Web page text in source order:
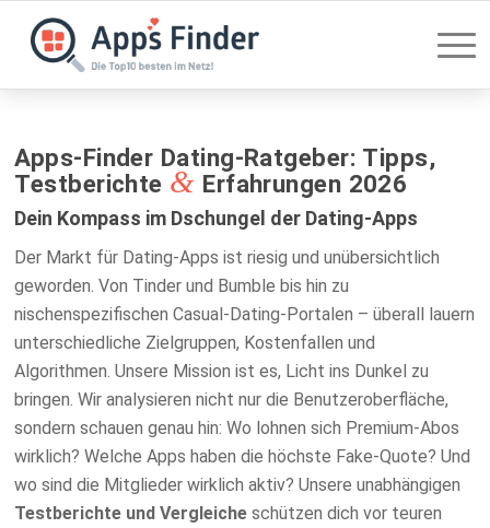
Apps-Finder Dating-Ratgeber: Tipps,
Testberichte & Erfahrungen 2026
Dein Kompass im Dschungel der Dating-Apps
Der Markt für Dating-Apps ist riesig und unübersichtlich
geworden. Von Tinder und Bumble bis hin zu
nischenspezifischen Casual-Dating-Portalen – überall lauern
unterschiedliche Zielgruppen, Kostenfallen und
Algorithmen. Unsere Mission ist es, Licht ins Dunkel zu
bringen. Wir analysieren nicht nur die Benutzeroberfläche,
sondern schauen genau hin: Wo lohnen sich Premium-Abos
wirklich? Welche Apps haben die höchste Fake-Quote? Und
wo sind die Mitglieder wirklich aktiv? Unsere unabhängigen
Testberichte und Vergleiche schützen dich vor teuren